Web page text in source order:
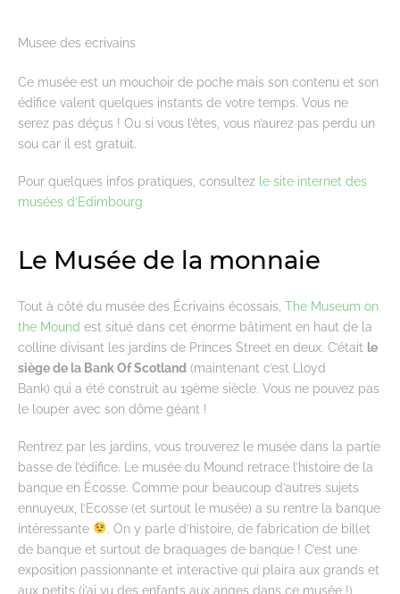
Musee des ecrivains
Ce musée est un mouchoir de poche mais son contenu et son
édifice valent quelques instants de votre temps. Vous ne
serez pas déçus ! Ou si vous l’êtes, vous n’aurez pas perdu un
sou car il est gratuit.
Pour quelques infos pratiques, consultez le site internet des
musées d’Edimbourg
Le Musée de la monnaie
Tout à côté du musée des Écrivains écossais, The Museum on
the Mound est situé dans cet énorme bâtiment en haut de la
colline divisant les jardins de Princes Street en deux. C’était le
siège de la Bank Of Scotland (maintenant c’est Lloyd
Bank) qui a été construit au 19ème siècle. Vous ne pouvez pas
le louper avec son dôme géant !
Rentrez par les jardins, vous trouverez le musée dans la partie
basse de l’édifice. Le musée du Mound retrace l’histoire de la
banque en Écosse. Comme pour beaucoup d’autres sujets
ennuyeux, l’Ecosse (et surtout le musée) a su rentre la banque
intéressante
. On y parle d’histoire, de fabrication de billet
de banque et surtout de braquages de banque ! C’est une
exposition passionnante et interactive qui plaira aux grands et
aux petits (j’ai vu des enfants aux anges dans ce musée !)